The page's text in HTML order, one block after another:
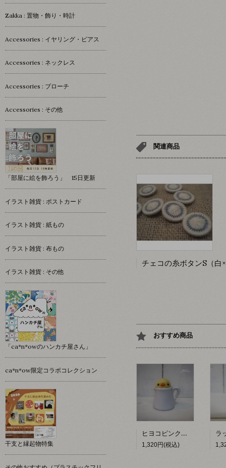
関連商品
おすすめ商品
ヒヨコピンクッション 【hacy's】
1,320円(税込)
Zakka : 置物・飾り・時計
Accessories : イヤリング・ピアス
Accessories : ネックレス
Accessories : ブローチ
Accessories : その他
「部屋に絵を飾ろう」 15日更新
イラスト雑貨 : ポストカード
イラスト雑貨 : 紙もの
イラスト雑貨 : 布もの
イラスト雑貨 : その他
「ca*n*owのハンカチ屋さん」
ca*n*ow限定コラボコレクション
干支と縁起物特集